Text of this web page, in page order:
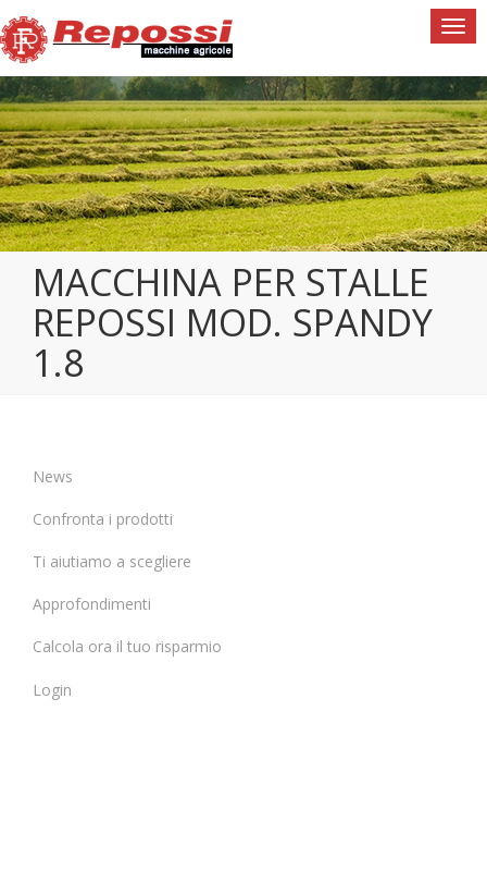
MACCHINA PER STALLE
REPOSSI MOD. SPANDY
1.8
News
Confronta i prodotti
Ti aiutiamo a scegliere
Approfondimenti
Calcola ora il tuo risparmio
Login